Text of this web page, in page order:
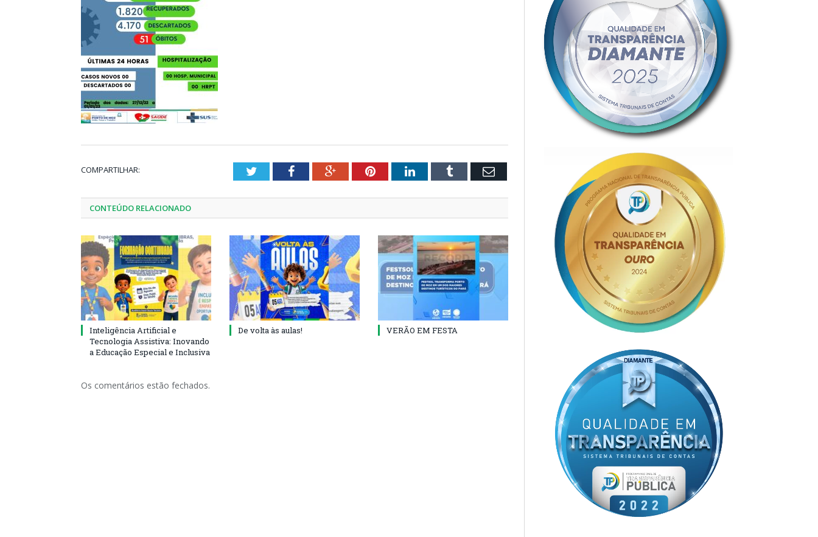
COMPARTILHAR: TwitterFacebookGoogle+PinterestLinkedInTumblr Email
CONTEÚDO RELACIONADO
Inteligência Artificial e
Tecnologia Assistiva: Inovando
a Educação Especial e Inclusiva
De volta às aulas! VERÃO EM FESTA
Os comentários estão fechados.